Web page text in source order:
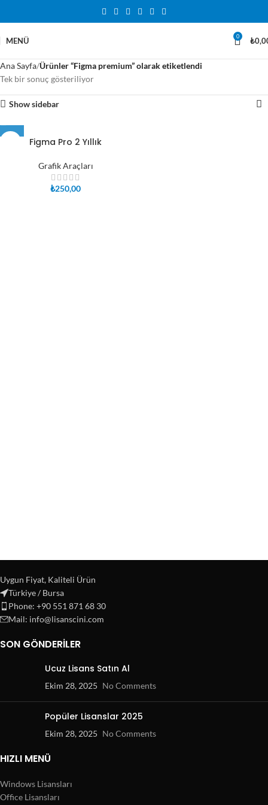
MENÜ 0 ₺
Ana Sayfa Ürünler “Figma premium” olarak etiketlendi
Tek bir sonuç gösteriliyor
Show sidebar
Figma Pro 2 Yıllık
Grafik Araçları
₺250,00
Uygun Fiyat, Kaliteli Ürün
Türkiye / Bursa
Phone: +90 551 871 68 30
Mail: info@lisanscini.com
SON GÖNDERILER
Ucuz Lisans Satın Al
Ekim 28, 2025 No Comments
Popüler Lisanslar 2025
Ekim 28, 2025 No Comments
HIZLI MENÜ
Windows Lisansları
Office Lisansları